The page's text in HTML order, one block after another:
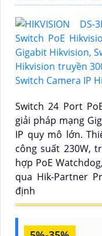
Switch 24 Port
giải pháp mạng
IP quy mô lớn.
công suất 230W,
hợp PoE
qua Hik-Partner
định